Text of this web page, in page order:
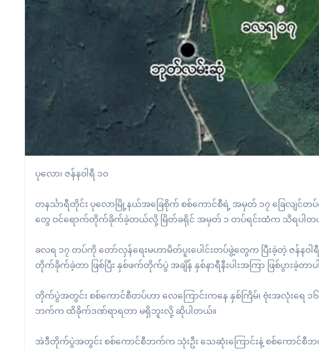
ပုလော၊ ဇန်နဝါရီ ၁၀
တနင်္သာရီတိုင်း ပုလောမြို့နယ်အခြေစိုက် စစ်ကောင်စီရဲ့ အမှတ် ၁၇ ခြေလျင်တ
တွေ ဝင်ရောက်တိုက်ခိုက်ခဲ့တယ်လို့ မြိတ်ခရိုင် အမှတ် ၁ တပ်ရင်းထံက သိရပါတ
ခလရ ၁၇ တပ်ကို တော်လှန်ရေးမဟာမိတ်ပူးပေါင်းတပ်ဖွဲ့တွေက ပြီးခဲ့တဲ့ ဇန်နဝါ
တိုက်ခိုက်ခဲ့တာ ဖြစ်ပြီး နှစ်ဖက်တိုက်ပွဲ အချိန် နှစ်နာရီနီးပါးအကြာ ဖြစ်ပွားခဲ့တာပ
တိုက်ပွဲအတွင်း စစ်ကောင်စီတပ်ဟာ လေကြောင်းကနေ နှစ်ကြိမ်၊ ဗုံးအလုံးရေ ၁၆
ဘက်က ထိခိုက်ဒဏ်ရာရတာ မရှိဘူးလို့ ဆိုပါတယ်။
အဲဒီတိုက်ပွဲအတွင်း စစ်ကောင်စီဘက်က သုံးဦး သေဆုံးကြောင်းနဲ့ စစ်ကောင်